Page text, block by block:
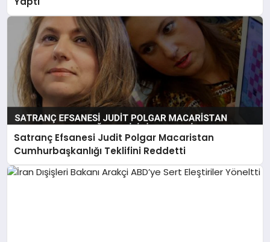
Satranç Efsanesi Judit Polgar Macaristan
Cumhurbaşkanlığı Teklifini Reddetti